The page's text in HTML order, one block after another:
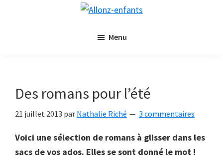
de
Nathalie
Menu
Des romans pour l’été
21 juillet 2013 par Nathalie Riché 3 commentaires
Voici une sélection de romans à glisser dans les
sacs de vos ados. Elles se sont donné le mot !